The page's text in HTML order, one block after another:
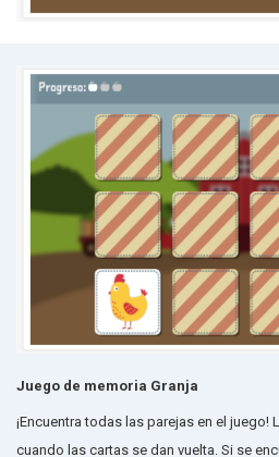
Juego de memoria Granja
¡Encuentra todas las parejas en el juego!
cuando las cartas se dan vuelta. Si se